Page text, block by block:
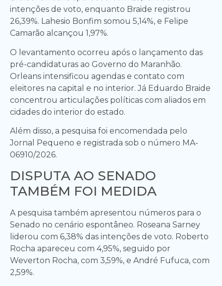
intenções de voto, enquanto Braide registrou
26,39%. Lahesio Bonfim somou 5,14%, e Felipe
Camarão alcançou 1,97%.
O levantamento ocorreu após o lançamento das
pré-candidaturas ao Governo do Maranhão.
Orleans intensificou agendas e contato com
eleitores na capital e no interior. Já Eduardo Braide
concentrou articulações políticas com aliados em
cidades do interior do estado.
Além disso, a pesquisa foi encomendada pelo
Jornal Pequeno e registrada sob o número MA-
06910/2026.
DISPUTA AO SENADO
TAMBÉM FOI MEDIDA
A pesquisa também apresentou números para o
Senado no cenário espontâneo. Roseana Sarney
liderou com 6,38% das intenções de voto. Roberto
Rocha apareceu com 4,95%, seguido por
Weverton Rocha, com 3,59%, e André Fufuca, com
2,59%.